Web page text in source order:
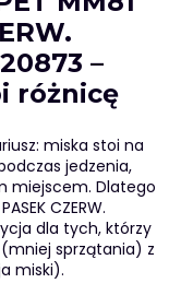
–
różnicę
miska stoi na
jedzenia,
miejscem. Dlatego
CZERW.
dla tych, którzy
sprzątania) z
miski).